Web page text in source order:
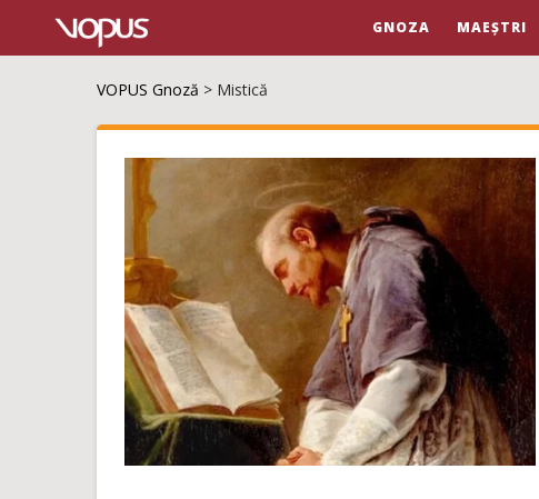
GNOZA MAEȘTRI
VOPUS Gnoză > Mistică